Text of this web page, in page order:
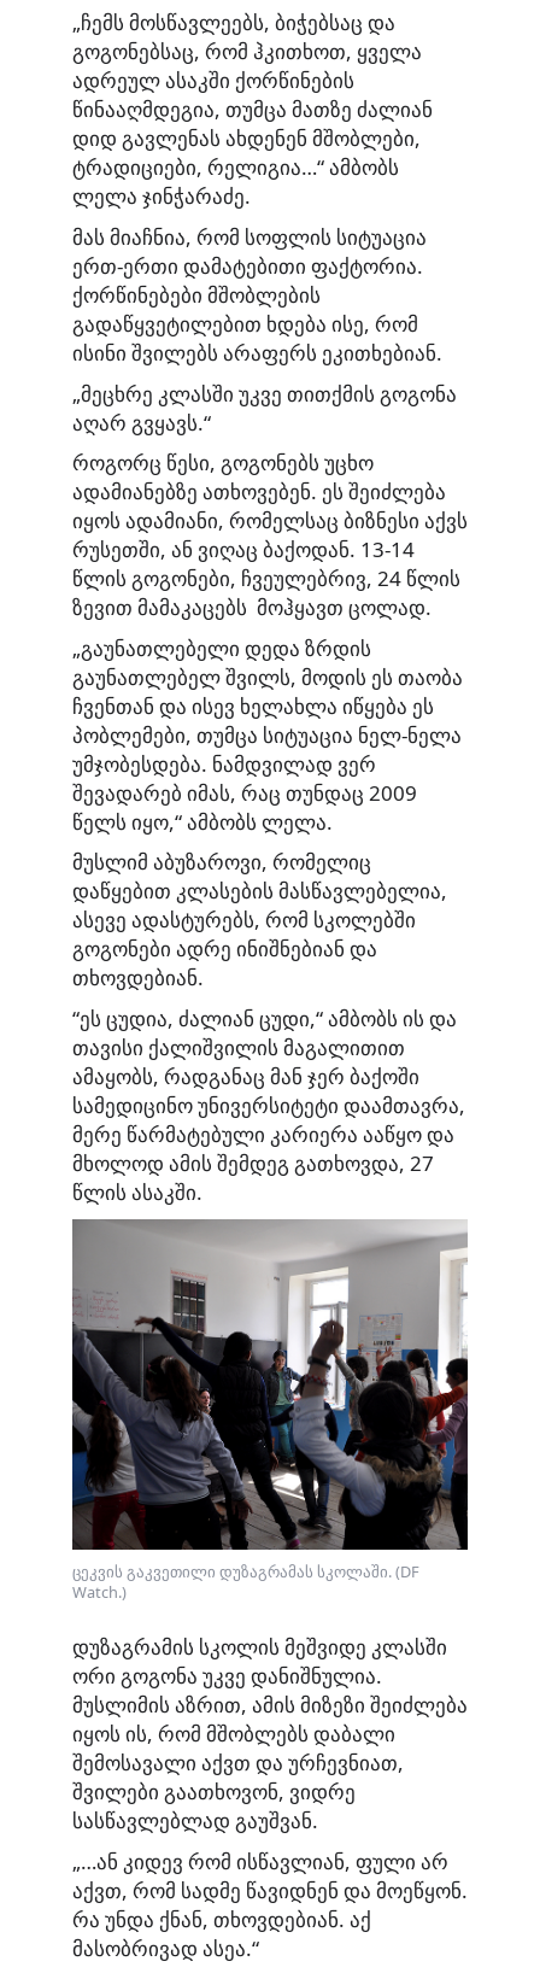
„ჩემს მოსწავლეებს, ბიჭებსაც და
გოგონებსაც, რომ ჰკითხოთ, ყველა
ადრეულ ასაკში ქორწინების
წინააღმდეგია, თუმცა მათზე ძალიან
დიდ გავლენას ახდენენ მშობლები,
ტრადიციები, რელიგია…“ ამბობს
ლელა ჯინჭარაძე.
მას მიაჩნია, რომ სოფლის სიტუაცია
ერთ-ერთი დამატებითი ფაქტორია.
ქორწინებები მშობლების
გადაწყვეტილებით ხდება ისე, რომ
ისინი შვილებს არაფერს ეკითხებიან.
„მეცხრე კლასში უკვე თითქმის გოგონა
აღარ გვყავს.“
როგორც წესი, გოგონებს უცხო
ადამიანებზე ათხოვებენ. ეს შეიძლება
იყოს ადამიანი, რომელსაც ბიზნესი აქვს
რუსეთში, ან ვიღაც ბაქოდან. 13-14
წლის გოგონები, ჩვეულებრივ, 24 წლის
ზევით მამაკაცებს მოჰყავთ ცოლად.
„გაუნათლებელი დედა ზრდის
გაუნათლებელ შვილს, მოდის ეს თაობა
ჩვენთან და ისევ ხელახლა იწყება ეს
პობლემები, თუმცა სიტუაცია ნელ-ნელა
უმჯობესდება. ნამდვილად ვერ
შევადარებ იმას, რაც თუნდაც 2009
წელს იყო,“ ამბობს ლელა.
მუსლიმ აბუზაროვი, რომელიც
დაწყებით კლასების მასწავლებელია,
ასევე ადასტურებს, რომ სკოლებში
გოგონები ადრე ინიშნებიან და
თხოვდებიან.
“ეს ცუდია, ძალიან ცუდი,“ ამბობს ის და
თავისი ქალიშვილის მაგალითით
ამაყობს, რადგანაც მან ჯერ ბაქოში
სამედიცინო უნივერსიტეტი დაამთავრა,
მერე წარმატებული კარიერა ააწყო და
მხოლოდ ამის შემდეგ გათხოვდა, 27
წლის ასაკში.
ცეკვის გაკვეთილი დუზაგრამას სკოლაში. (DF
Watch.)
დუზაგრამის სკოლის მეშვიდე კლასში
ორი გოგონა უკვე დანიშნულია.
მუსლიმის აზრით, ამის მიზეზი შეიძლება
იყოს ის, რომ მშობლებს დაბალი
შემოსავალი აქვთ და ურჩევნიათ,
შვილები გაათხოვონ, ვიდრე
სასწავლებლად გაუშვან.
„…ან კიდევ რომ ისწავლიან, ფული არ
აქვთ, რომ სადმე წავიდნენ და მოეწყონ.
რა უნდა ქნან, თხოვდებიან. აქ
მასობრივად ასეა.“